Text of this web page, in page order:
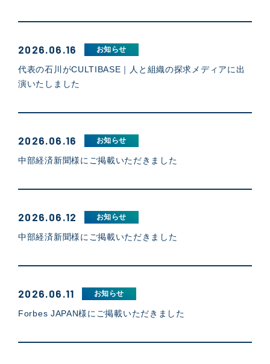
2026.06.16 お知らせ
代表の石川がCULTIBASE｜人と組織の探求メディアに出
演いたしました
2026.06.16 お知らせ
中部経済新聞様にご掲載いただきました
2026.06.12 お知らせ
中部経済新聞様にご掲載いただきました
2026.06.11 お知らせ
Forbes JAPAN様にご掲載いただきました